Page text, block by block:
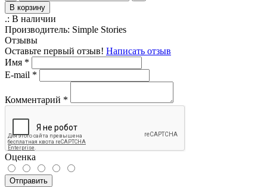
В корзину
.: В наличии
Производитель: Simple Stories
Отзывы
Оставьте первый отзыв! Написать отзыв
Имя *
E-mail *
Комментарий *
Оценка
Отправить